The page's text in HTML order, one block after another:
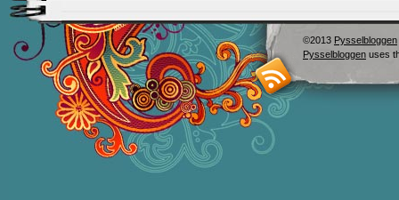
©2013 Pysselbloggen
Pysselbloggen uses